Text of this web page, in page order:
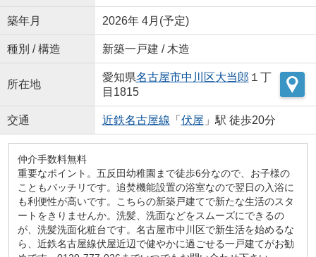
築年月 2026年 4月(予定)
種別 / 構造 新築一戸建 / 木造
所在地
愛知県名古屋市中川区大当郎 １丁
目1815
交通 近鉄名古屋線 「 伏屋 」駅 徒歩20分
仲介手数料無料
重要なポイント。五反田幼稚園まで徒歩6分なので、お子様の
こともバッチリです。追焚機能設置の浴室なので翌日の入浴に
も利便性が高いです。こちらの新築戸建てで新たな生活のスタ
ートをきりませんか。洗髪、洗面などをスムーズにできるの
が、洗髪洗面化粧台です。名古屋市中川区で新生活を始めるな
ら、近鉄名古屋線伏屋近辺で健やかに過ごせる一戸建てがお勧